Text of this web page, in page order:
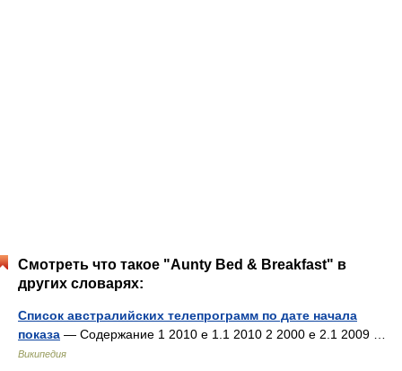
Смотреть что такое "Aunty Bed & Breakfast" в
других словарях:
Список австралийских телепрограмм по дате начала
показа — Содержание 1 2010 е 1.1 2010 2 2000 е 2.1 2009 …
Википедия